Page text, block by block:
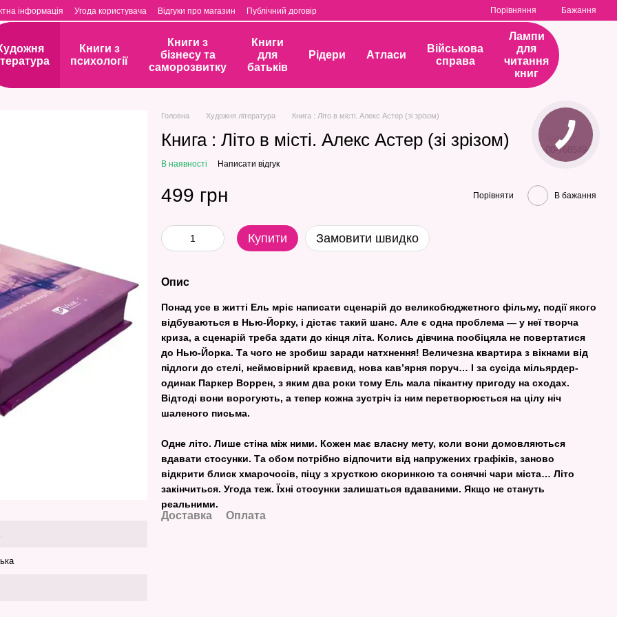
інформація Угода користувача Відгуки про магазин Публічний договір Порівняння Бажання
Книги з
психології
Книги з
бізнесу та
саморозвитку
Книги
для
батьків
Рідери Атласи
Військова
справа
Лампи
для
читання
книг
Головна Художня література Книга : Літо в місті. Алекс Астер (зі зрізом)
Книга : Літо в місті. Алекс Астер (зі зрізом) Артикул
00-768549
В наявності Написати відгук
499 грн Порівняти В бажання
Купити Замовити швидко
Опис
Понад усе в житті Ель мріє написати сценарій до великобюджетного фільму, події якого
відбуваються в Нью-Йорку, і дістає такий шанс. Але є одна проблема — у неї творча
криза, а сценарій треба здати до кінця літа. Колись дівчина пообіцяла не повертатися
до Нью-Йорка. Та чого не зробиш заради натхнення! Величезна квартира з вікнами від
підлоги до стелі, неймовірний краєвид, нова кав’ярня поруч… І за сусіда мільярдер-
одинак Паркер Воррен, з яким два роки тому Ель мала пікантну пригоду на сходах.
Відтоді вони ворогують, а тепер кожна зустріч із ним перетворюється на цілу ніч
шаленого письма.
Одне літо. Лише стіна між ними. Кожен має власну мету, коли вони домовляються
вдавати стосунки. Та обом потрібно відпочити від напружених графіків, заново
відкрити блиск хмарочосів, піцу з хрусткою скоринкою та сонячні чари міста… Літо
закінчиться. Угода теж. Їхні стосунки залишаться вдаваними. Якщо не стануть
реальними.
Доставка Оплата